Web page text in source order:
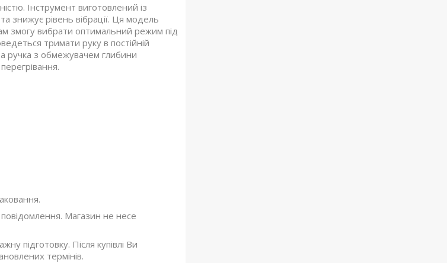
Інструмент виготовлений із
знижує рівень вібрації. Ця модель
змогу вибрати оптимальний режим під
тримати руку в постійній
ручка з обмежувачем глибини
Магазин не несе
підготовку. Після купівлі Ви
термінів.